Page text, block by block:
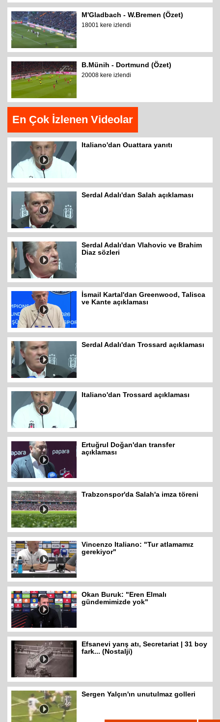
M'Gladbach - W.Bremen (Özet)
18001 kere izlendi
B.Münih - Dortmund (Özet)
20008 kere izlendi
En Çok İzlenen Videolar
Italiano'dan Ouattara yanıtı
Serdal Adalı'dan Salah açıklaması
Serdal Adalı'dan Vlahovic ve Brahim
Diaz sözleri
İsmail Kartal'dan Greenwood, Talisca
ve Kante açıklaması
Serdal Adalı'dan Trossard açıklaması
Italiano'dan Trossard açıklaması
Ertuğrul Doğan'dan transfer
açıklaması
Trabzonspor'da Salah'a imza töreni
Vincenzo Italiano: "Tur atlamamız
gerekiyor"
Okan Buruk: "Eren Elmalı
gündemimizde yok"
Efsanevi yarış atı, Secretariat | 31 boy
fark... (Nostalji)
Sergen Yalçın'ın unutulmaz golleri